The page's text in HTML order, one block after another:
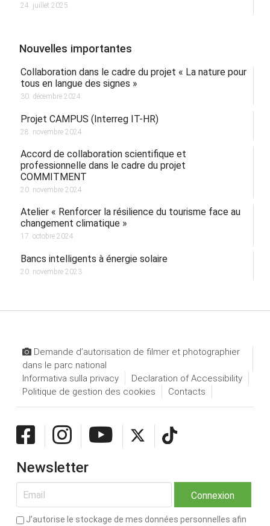
24. juillet 2025.
Nouvelles importantes
Collaboration dans le cadre du projet « La nature pour
tous en langue des signes »
30. décembre 2024.
Projet CAMPUS (Interreg IT-HR)
28. novembre 2024.
Accord de collaboration scientifique et
professionnelle dans le cadre du projet
COMMITMENT
20. novembre 2024.
Atelier « Renforcer la résilience du tourisme face au
changement climatique »
17. octobre 2024.
Bancs intelligents à énergie solaire
20. novembre 2023.
Demande d’autorisation de filmer et photographier
dans le parc national
Informativa sulla privacy
Declaration of Accessibility
Politique de gestion des cookies
Contacts
Newsletter
J’autorise le stockage de mes données personnelles afin